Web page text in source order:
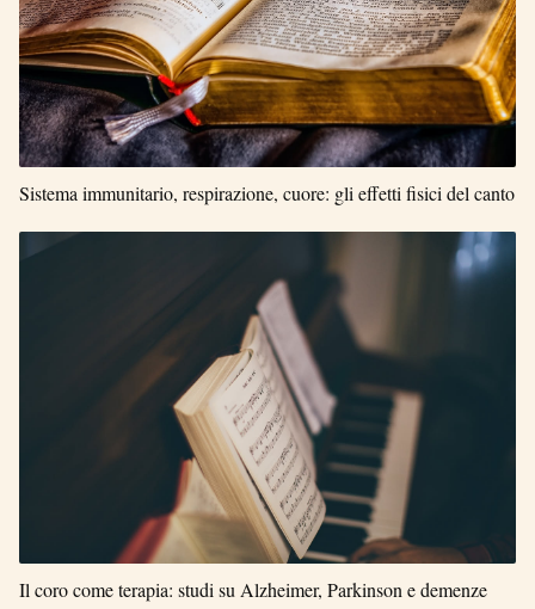
Sistema immunitario, respirazione, cuore: gli effetti fisici del canto
Il coro come terapia: studi su Alzheimer, Parkinson e demenze